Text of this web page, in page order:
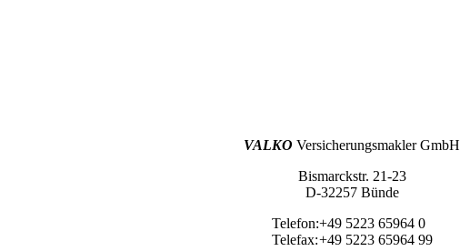
VALKO Versicherungsmakler GmbH
Bismarckstr. 21-23
D-32257 Bünde
Telefon:+49 5223 65964 0
Telefax:+49 5223 65964 99